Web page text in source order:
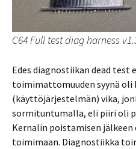
C64 Full test diag harness
Edes diagnostiikan dead
toimimattomuuden syynä oli
(käyttöjärjestelmän) vika,
sormituntumalla, eli piiri oli
Kernalin poistamisen
toimimaan. Diagnostiikka